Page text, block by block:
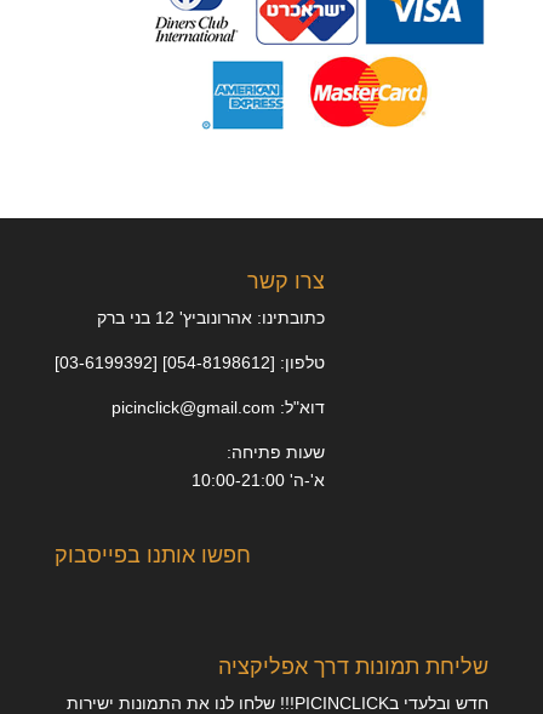
צרו קשר
כתובתינו: אהרונוביץ' 12 בני ברק
טלפון: [054-8198612] [03-6199392]
דוא"ל: picinclick@gmail.com
שעות פתיחה:
א'-ה' 10:00-21:00
חפשו אותנו בפייסבוק
שליחת תמונות דרך אפליקציה
חדש ובלעדי בPICINCLICK!!! שלחו לנו את התמונות ישירות